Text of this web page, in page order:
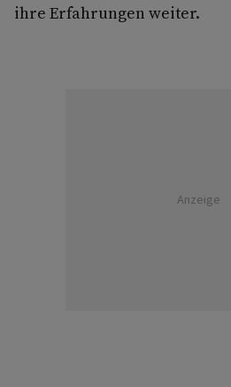
ihre Erfahrungen weiter.
Anzeige